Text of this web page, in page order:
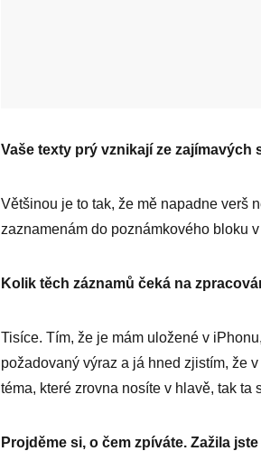
Vaše texty prý vznikají ze zajímavých
Většinou je to tak, že mě napadne verš
zaznamenám do poznámkového bloku
Kolik těch záznamů čeká na
Tisíce. Tím, že je mám uložené v
požadovaný výraz a já hned zjistím, že
téma, které zrovna nosíte v hlavě, tak ta
Projděme si, o čem zpíváte. Zažila